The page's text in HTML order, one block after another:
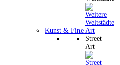
Kunst & Fine Art
Street
Art